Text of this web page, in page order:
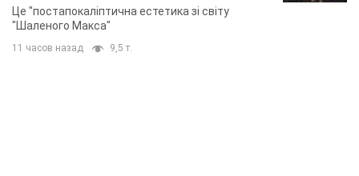
Це "постапокаліптична естетика зі світу
"Шаленого Макса"
11 часов назад 9,5 т.